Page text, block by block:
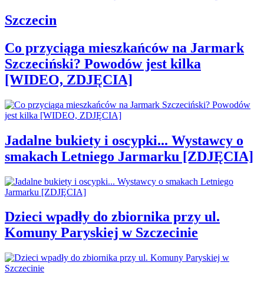
Szczecin
Co przyciąga mieszkańców na Jarmark
Szczeciński? Powodów jest kilka
[WIDEO, ZDJĘCIA]
Jadalne bukiety i oscypki... Wystawcy o
smakach Letniego Jarmarku [ZDJĘCIA]
Dzieci wpadły do zbiornika przy ul.
Komuny Paryskiej w Szczecinie